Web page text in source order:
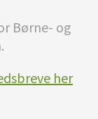
Børne- og
her